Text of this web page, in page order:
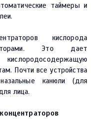
таймеры и
кислорода
Это дает
Почти все устройства
канюли (для
лица.